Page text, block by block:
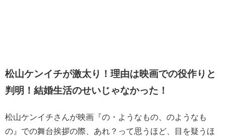
松山ケンイチが激太り！理由は映画での役作りと
判明！結婚生活のせいじゃなかった！
松山ケンイチさんが映画『の・ようなもの、のようなも
の』での舞台挨拶の際、あれ？って思うほど、目を疑うほ